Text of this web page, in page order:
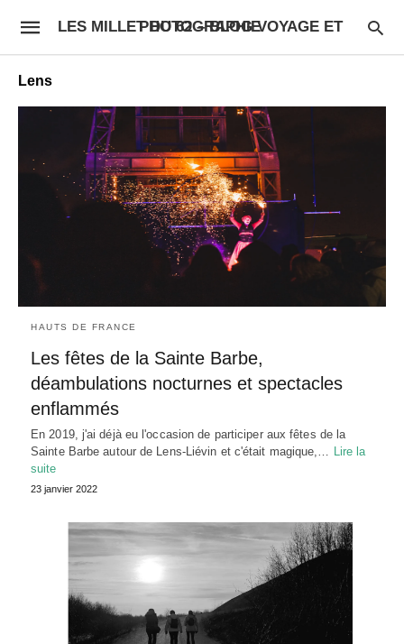
LES MILLET DU 62 – BLOG VOYAGE ET PHOTOGRAPHIE
Lens
HAUTS DE FRANCE
Les fêtes de la Sainte Barbe,
déambulations nocturnes et spectacles
enflammés
En 2019, j'ai déjà eu l'occasion de participer aux fêtes de la
Sainte Barbe autour de Lens-Liévin et c'était magique,… Lire la
suite
23 janvier 2022